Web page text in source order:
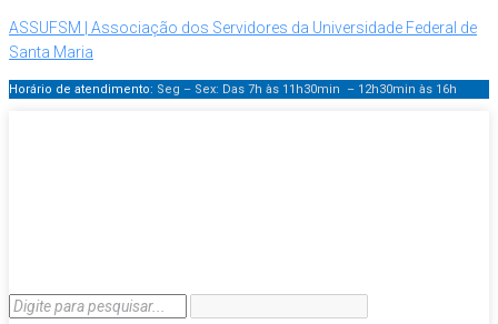
ASSUFSM | Associação dos Servidores da Universidade Federal de
Santa Maria
Horário de atendimento: Seg – Sex: Das 7h às 11h30min – 12h30min às 16h